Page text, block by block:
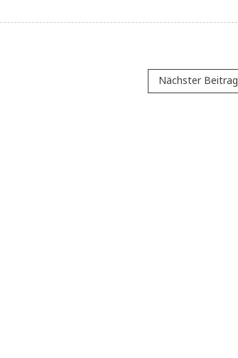
Nächster Beitrag